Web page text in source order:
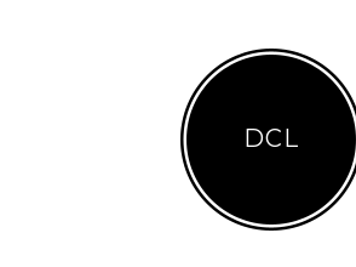
DCL